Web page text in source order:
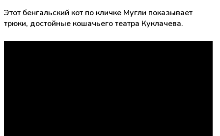
Этот бенгальский кот по кличке Мугли показывает
трюки, достойные кошачьего театра Куклачева.